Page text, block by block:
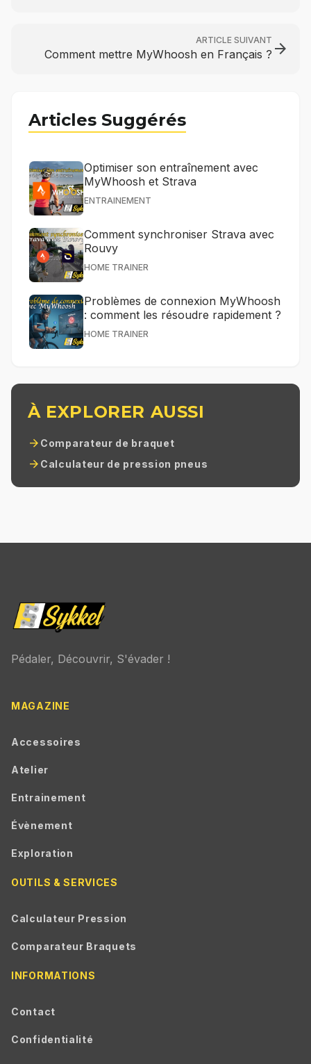
ARTICLE SUIVANT
Comment mettre MyWhoosh en Français ? arrow_forward
Articles Suggérés
Optimiser son entraînement avec
MyWhoosh et Strava
ENTRAINEMENT
Comment synchroniser Strava avec
Rouvy
HOME TRAINER
Problèmes de connexion MyWhoosh
: comment les résoudre rapidement ?
HOME TRAINER
À EXPLORER AUSSI
arrow_forward Comparateur de braquet
arrow_forward Calculateur de pression pneus
Pédaler, Découvrir, S'évader !
MAGAZINE
Accessoires
Atelier
Entrainement
Évènement
Exploration
OUTILS & SERVICES
Calculateur Pression
Comparateur Braquets
INFORMATIONS
Contact
Confidentialité